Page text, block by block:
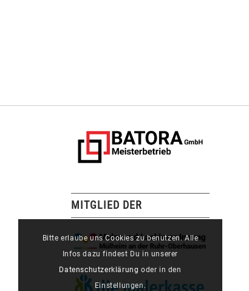
MITGLIED DER
Bitte erlaube unsCookieszu benutzen. Alle
Infos dazu findest Du in unserer
Datenschutzerklärung oder in den
Einstellungen.